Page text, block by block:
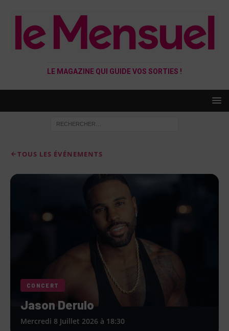
LE MAGAZINE QUI GUIDE VOS SORTIES !
TOUS LES ÉVÉNEMENTS
CONCERT
Jason Derulo
Mercredi 8 Juillet 2026 à 18:30